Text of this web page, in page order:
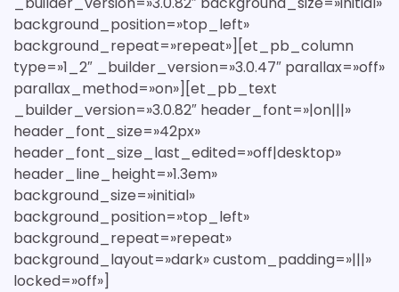
background_position=»top_left»
background_repeat=»repeat»][et_pb_column
type=»1_2″ _builder_version=»3.0.47″ parallax=»off»
parallax_method=»on»][et_pb_text
_builder_version=»3.0.82″ header_font=»|on|||»
header_font_size=»42px»
header_font_size_last_edited=»off|desktop»
header_line_height=»1.3em»
background_size=»initial»
background_position=»top_left»
background_repeat=»repeat»
background_layout=»dark» custom_padding=»|||»
locked=»off»]